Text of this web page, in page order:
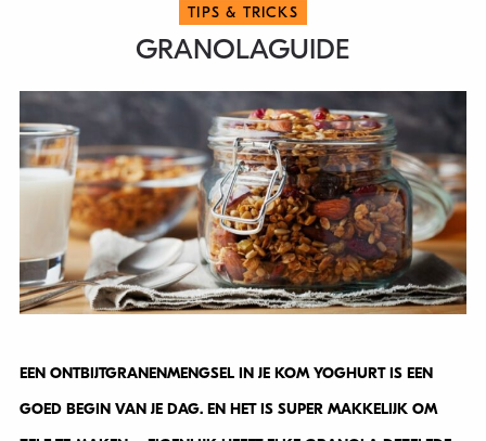
TIPS & TRICKS
GRANOLAGUIDE
EEN ONTBIJTGRANENMENGSEL IN JE KOM YOGHURT IS EEN
GOED BEGIN VAN JE DAG. EN HET IS SUPER MAKKELIJK OM